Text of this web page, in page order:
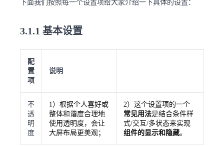
下面我们按照每一个设置项给大家介绍一下具体的设置：
3.1.1 基本设置
配
置
项
说明
不
透
明
度
1）根据个人喜好或
整体和谐度合理地
使用透明度，会让
大屏布局更美观；
2）这个设置项的一个
常见用法是结合条件样
式/交互/多状态来实现
组件的显示和隐藏。